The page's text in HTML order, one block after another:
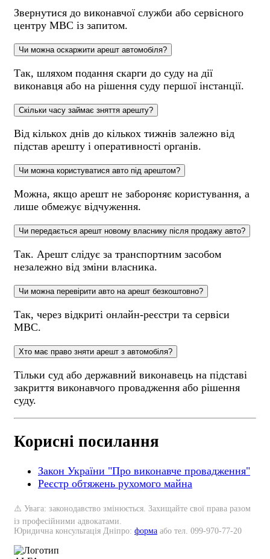
Звернутися до виконавчої служби або сервісного
центру МВС із запитом.
Чи можна оскаржити арешт автомобіля?
Так, шляхом подання скарги до суду на дії
виконавця або на рішення суду першої інстанції.
Скільки часу займає зняття арешту?
Від кількох днів до кількох тижнів залежно від
підстав арешту і оперативності органів.
Чи можна користуватися авто під арештом?
Можна, якщо арешт не забороняє користування, а
лише обмежує відчуження.
Чи передається арешт новому власнику після продажу авто?
Так. Арешт слідує за транспортним засобом
незалежно від зміни власника.
Чи можна перевірити авто на арешт безкоштовно?
Так, через відкриті онлайн-реєстри та сервіси
МВС.
Хто має право зняти арешт з автомобіля?
Тільки суд або державний виконавець на підставі
закриття виконавчого провадження або рішення
суду.
Корисні посилання
Закон України "Про виконавче провадження"
Реєстр обтяжень рухомого майна
⚠️ Увага: законодавство змінюється. Захищайте свої права разом
із професійними адвокатами.
Юридична консультація Дніпро: форма або тел. 099-970-77-20